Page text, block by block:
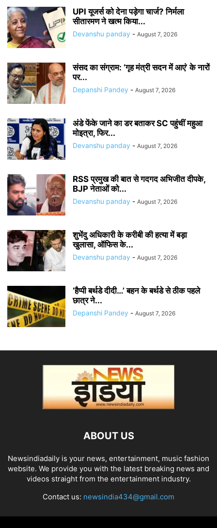
UPI यूजर्स को देना पड़ेगा चार्ज? निर्मला
सीतारमण ने खत्म किया...
Devanshu panday - August 7, 2026
संसद का संग्राम: ‘गृह मंत्री सदन में आएं’ के नारों
पर...
Depanshi Pandey - August 7, 2026
अंडे फेंके जाने का डर बताकर SC पहुंचीं महुआ
मोइत्रा, फिर...
Devanshu panday - August 7, 2026
RSS प्रमुख की बात से गदगद अभिजीत दीपके,
BJP नेताओं को...
Devanshu panday - August 7, 2026
शुभेंदु अधिकारी के करीबी की हत्या में बड़ा
खुलासा, ऑफिस के...
Devanshu panday - August 7, 2026
‘हैप्पी बर्थडे दीदी…’ बहन के बर्थडे से ठीक पहले
छात्र ने...
Depanshi Pandey - August 7, 2026
ABOUT US
Newsindiadaily is your news, entertainment, music fashion
website. We provide you with the latest breaking news and
videos straight from the entertainment industry.
Contact us: newsindia434@gmail.com